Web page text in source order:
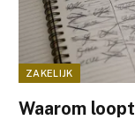
ZAKELIJK
Waarom